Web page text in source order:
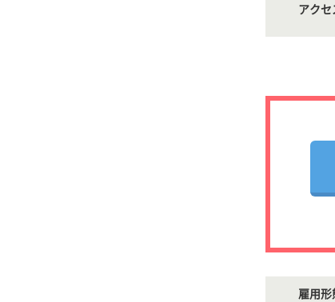
アクセ
雇用形